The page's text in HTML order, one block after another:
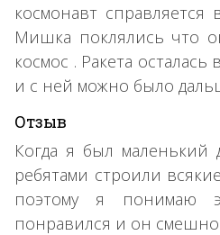
космонавт
Мишка поклялись что
космос . Ракета
и с ней можно было
Отзыв
Когда я был
ребятами строили
поэтому я понимаю
понравился и он